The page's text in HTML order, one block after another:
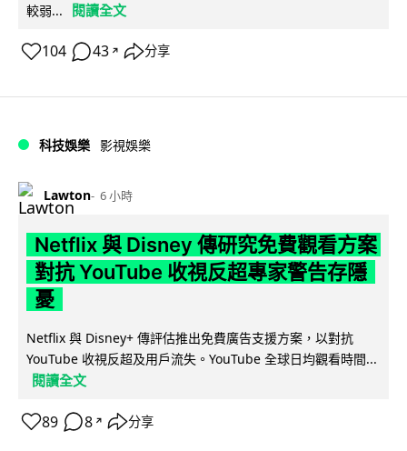
較弱...
閱讀全文
104 43 ↗ 分享
科技娛樂 影視娛樂
Lawton 6 小時
Netflix 與 Disney 傳研究免費觀看方案
對抗 YouTube 收視反超專家警告存隱
憂
Netflix 與 Disney+ 傳評估推出免費廣告支援方案，以對抗
YouTube 收視反超及用戶流失。YouTube 全球日均觀看時間...
閱讀全文
89 8 ↗ 分享